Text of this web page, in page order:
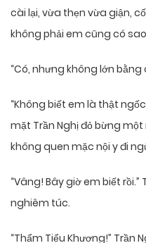
cài lại, vừa thẹn vừa giận,
không phải em cũng có
“Có, nhưng không lớn bằng
“Không biết em là thật
mặt Trần Nghị đỏ bừng
không quen mặc nội y đi
“Vâng! Bây giờ em biết
nghiêm túc.
“Thẩm Tiểu Khương!”